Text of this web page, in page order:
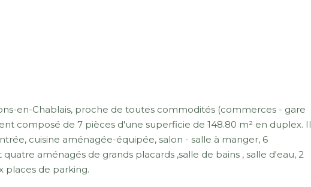
en-Chablais, proche de toutes commodités (commerces - gare
composé de 7 pièces d'une superficie de 148.80 m² en duplex. Il
cuisine aménagée-équipée, salon - salle à manger, 6
quatre aménagés de grands placards ,salle de bains , salle d'eau, 2
places de parking.